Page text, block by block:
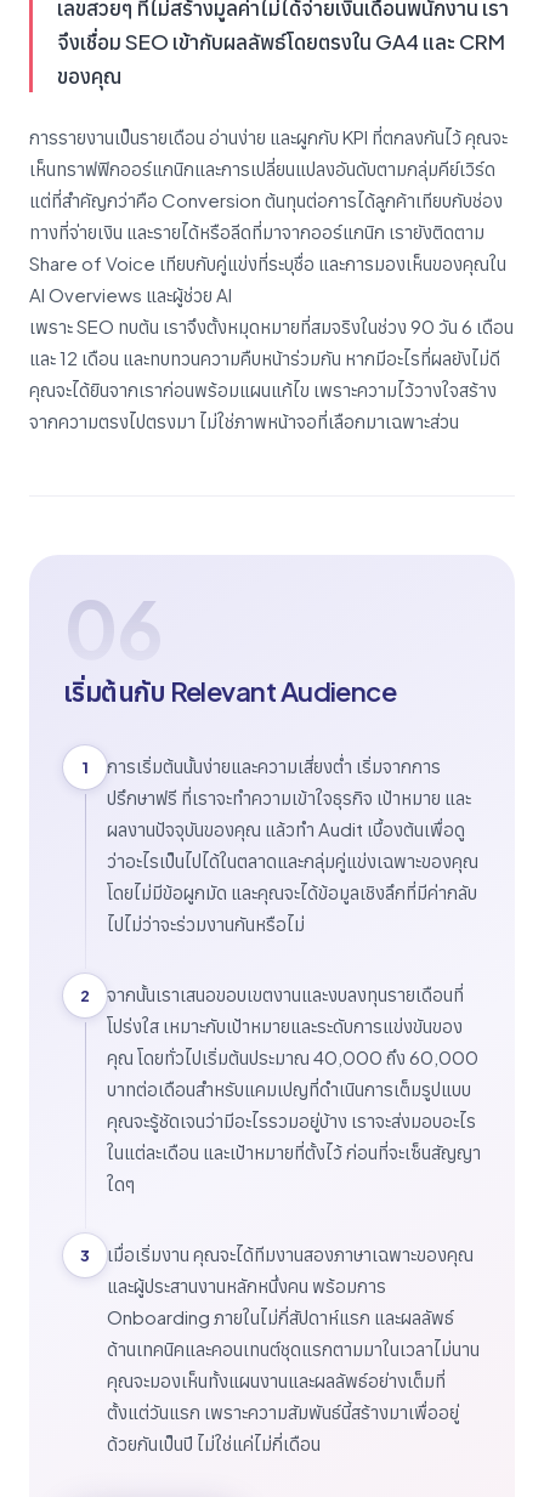
เลขสวยๆ ที่ไม่สร้างมูลค่าไม่ได้จ่ายเงินเดือนพนักงาน เรา
จึงเชื่อม SEO เข้ากับผลลัพธ์โดยตรงใน GA4 และ CRM
ของคุณ
การรายงานเป็นรายเดือน อ่านง่าย และผูกกับ KPI ที่ตกลงกันไว้ คุณจะ
เห็นทราฟฟิกออร์แกนิกและการเปลี่ยนแปลงอันดับตามกลุ่มคีย์เวิร์ด
แต่ที่สำคัญกว่าคือ Conversion ต้นทุนต่อการได้ลูกค้าเทียบกับช่อง
ทางที่จ่ายเงิน และรายได้หรือลีดที่มาจากออร์แกนิก เรายังติดตาม
Share of Voice เทียบกับคู่แข่งที่ระบุชื่อ และการมองเห็นของคุณใน
AI Overviews และผู้ช่วย AI
เพราะ SEO ทบต้น เราจึงตั้งหมุดหมายที่สมจริงในช่วง 90 วัน 6 เดือน
และ 12 เดือน และทบทวนความคืบหน้าร่วมกัน หากมีอะไรที่ผลยังไม่ดี
คุณจะได้ยินจากเราก่อนพร้อมแผนแก้ไข เพราะความไว้วางใจสร้าง
จากความตรงไปตรงมา ไม่ใช่ภาพหน้าจอที่เลือกมาเฉพาะส่วน
06
เริ่มต้นกับ Relevant Audience
1
การเริ่มต้นนั้นง่ายและความเสี่ยงต่ำ เริ่มจากการ
ปรึกษาฟรี ที่เราจะทำความเข้าใจธุรกิจ เป้าหมาย และ
ผลงานปัจจุบันของคุณ แล้วทำ Audit เบื้องต้นเพื่อดู
ว่าอะไรเป็นไปได้ในตลาดและกลุ่มคู่แข่งเฉพาะของคุณ
โดยไม่มีข้อผูกมัด และคุณจะได้ข้อมูลเชิงลึกที่มีค่ากลับ
ไปไม่ว่าจะร่วมงานกันหรือไม่
2
จากนั้นเราเสนอขอบเขตงานและงบลงทุนรายเดือนที่
โปร่งใส เหมาะกับเป้าหมายและระดับการแข่งขันของ
คุณ โดยทั่วไปเริ่มต้นประมาณ 40,000 ถึง 60,000
บาทต่อเดือนสำหรับแคมเปญที่ดำเนินการเต็มรูปแบบ
คุณจะรู้ชัดเจนว่ามีอะไรรวมอยู่บ้าง เราจะส่งมอบอะไร
ในแต่ละเดือน และเป้าหมายที่ตั้งไว้ ก่อนที่จะเซ็นสัญญา
ใดๆ
3
เมื่อเริ่มงาน คุณจะได้ทีมงานสองภาษาเฉพาะของคุณ
และผู้ประสานงานหลักหนึ่งคน พร้อมการ
Onboarding ภายในไม่กี่สัปดาห์แรก และผลลัพธ์
ด้านเทคนิคและคอนเทนต์ชุดแรกตามมาในเวลาไม่นาน
คุณจะมองเห็นทั้งแผนงานและผลลัพธ์อย่างเต็มที่
ตั้งแต่วันแรก เพราะความสัมพันธ์นี้สร้างมาเพื่ออยู่
ด้วยกันเป็นปี ไม่ใช่แค่ไม่กี่เดือน